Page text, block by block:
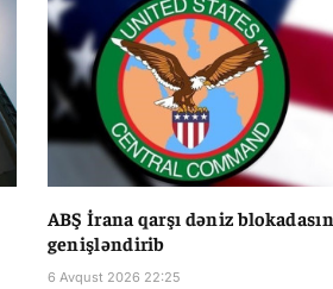
ABŞ İrana qarşı dəniz
genişləndirib
6 Avqust 2026 22:25